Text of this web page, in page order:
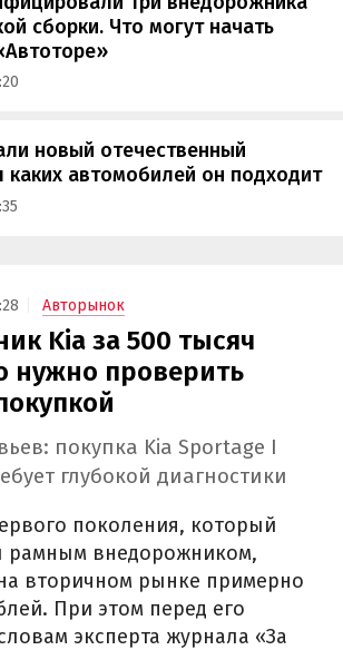
сборки. Что могут начать
новый отечественный
каких автомобилей он подходит
Авторынок
Kia за 500 тысяч
нужно проверить
покупка Kia Sportage I
глубокой диагностики
поколения, который
рамным внедорожником,
вторичном рынке примерно
При этом перед его
эксперта журнала «За